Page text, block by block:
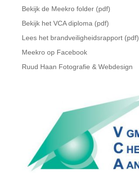
Bekijk de Meekro folder (pdf)
Bekijk het VCA diploma (pdf)
Lees het brandveiligheidsrapport (pdf)
Meekro op Facebook
Ruud Haan Fotografie & Webdesign